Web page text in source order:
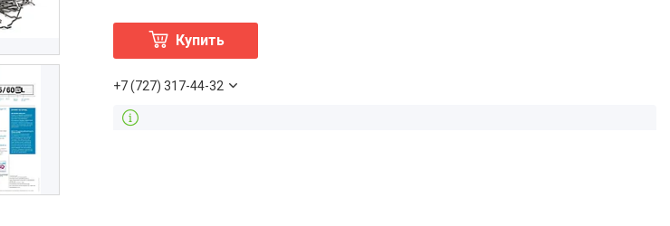
Купить
+7 (727) 317-44-32